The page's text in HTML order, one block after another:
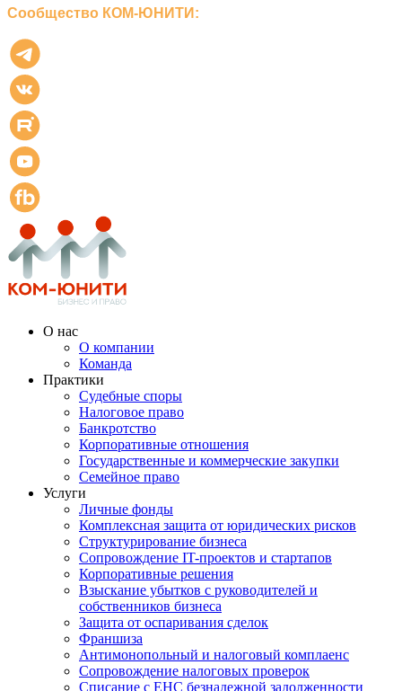
Сообщество КОМ-ЮНИТИ:
О нас
О компании
Команда
Практики
Судебные споры
Налоговое право
Банкротство
Корпоративные отношения
Государственные и коммерческие закупки
Семейное право
Услуги
Личные фонды
Комплексная защита от юридических рисков
Структурирование бизнеса
Сопровождение IT-проектов и стартапов
Корпоративные решения
Взыскание убытков с руководителей и
собственников бизнеса
Защита от оспаривания сделок
Франшиза
Антимонопольный и налоговый комплаенс
Сопровождение налоговых проверок
Списание с ЕНС безнадежной задолженности